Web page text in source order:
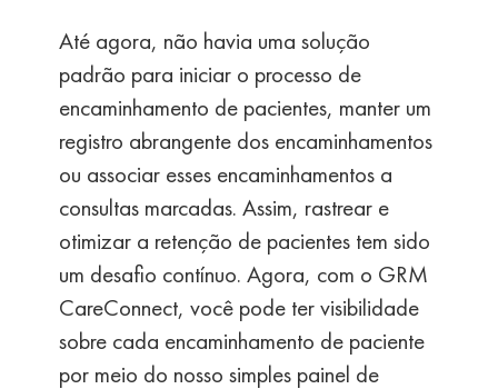
Até agora, não havia uma solução
padrão para iniciar o processo de
encaminhamento de pacientes, manter um
registro abrangente dos encaminhamentos
ou associar esses encaminhamentos a
consultas marcadas. Assim, rastrear e
otimizar a retenção de pacientes tem sido
um desafio contínuo. Agora, com o GRM
CareConnect, você pode ter visibilidade
sobre cada encaminhamento de paciente
por meio do nosso simples painel de